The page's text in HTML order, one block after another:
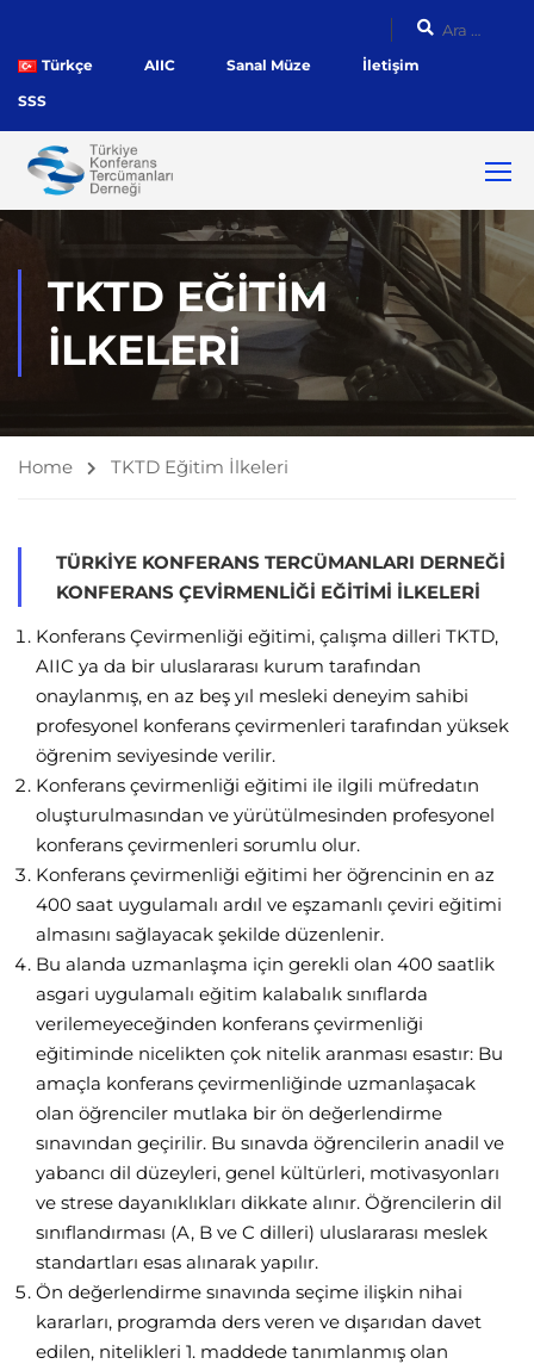
Türkçe AIIC Sanal Müze
İletişim
SSS
TKTD EĞITIM
İLKELERI
Home TKTD Eğitim İlkeleri
TÜRKIYE KONFERANS TERCÜMANLARI DERNEĞI
KONFERANS ÇEVIRMENLIĞI EĞITIMI İLKELERI
Konferans Çevirmenliği eğitimi, çalışma dilleri TKTD,
AIIC ya da bir uluslararası kurum tarafından
onaylanmış, en az beş yıl mesleki deneyim sahibi
profesyonel konferans çevirmenleri tarafından yüksek
öğrenim seviyesinde verilir.
Konferans çevirmenliği eğitimi ile ilgili müfredatın
oluşturulmasından ve yürütülmesinden profesyonel
konferans çevirmenleri sorumlu olur.
Konferans çevirmenliği eğitimi her öğrencinin en az
400 saat uygulamalı ardıl ve eşzamanlı çeviri eğitimi
almasını sağlayacak şekilde düzenlenir.
Bu alanda uzmanlaşma için gerekli olan 400 saatlik
asgari uygulamalı eğitim kalabalık sınıflarda
verilemeyeceğinden konferans çevirmenliği
eğitiminde nicelikten çok nitelik aranması esastır: Bu
amaçla konferans çevirmenliğinde uzmanlaşacak
olan öğrenciler mutlaka bir ön değerlendirme
sınavından geçirilir. Bu sınavda öğrencilerin anadil ve
yabancı dil düzeyleri, genel kültürleri, motivasyonları
ve strese dayanıklıkları dikkate alınır. Öğrencilerin dil
sınıflandırması (A, B ve C dilleri) uluslararası meslek
standartları esas alınarak yapılır.
Ön değerlendirme sınavında seçime ilişkin nihai
kararları, programda ders veren ve dışarıdan davet
edilen, nitelikleri 1. maddede tanımlanmış olan